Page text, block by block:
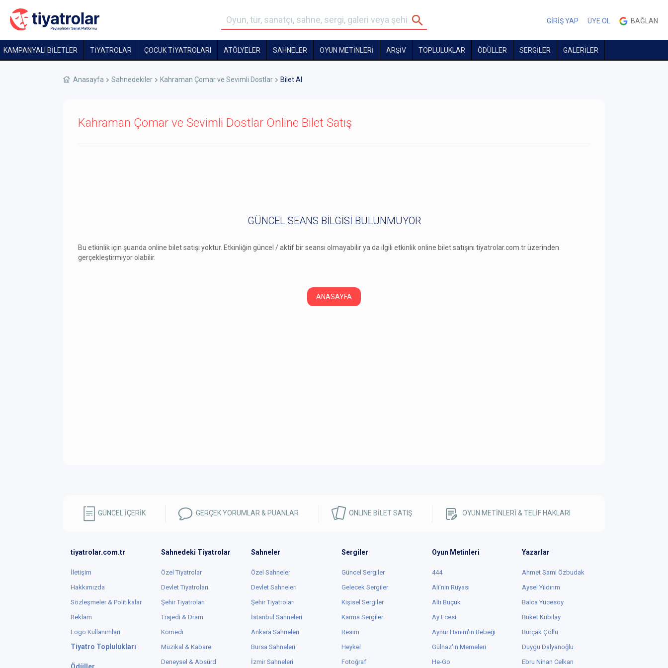
GİRİŞ YAP ÜYE OL BAĞLAN
KAMPANYALI BİLETLER TİYATROLAR ÇOCUK TIYATROLARI ATÖLYELER SAHNELER OYUN METİNLERİ ARŞİV TOPLULUKLAR ÖDÜLLER SERGİLER GALERİLER
Anasayfa Sahnedekiler Kahraman Çomar ve Sevimli Dostlar Bilet Al
Kahraman Çomar ve Sevimli Dostlar Online Bilet Satış
GÜNCEL SEANS BİLGİSİ BULUNMUYOR
Bu etkinlik için şuanda online bilet satışı yoktur. Etkinliğin güncel / aktif bir seansı olmayabilir ya da ilgili etkinlik online bilet satışını tiyatrolar.com.tr üzerinden
gerçekleştirmiyor olabilir.
ANASAYFA
GÜNCEL İÇERİK GERÇEK YORUMLAR & PUANLAR ONLINE BİLET SATIŞ OYUN METİNLERİ & TELİF HAKLARI
tiyatrolar.com.tr
İletişim
Hakkımızda
Sözleşmeler & Politikalar
Reklam
Logo Kullanımları
Tiyatro Toplulukları
Sahnedeki Tiyatrolar
Özel Tiyatrolar
Devlet Tiyatroları
Şehir Tiyatroları
Trajedi & Dram
Komedi
Müzikal & Kabare
Deneysel & Absürd
Sahneler
Özel Sahneler
Devlet Sahneleri
Şehir Tiyatroları
İstanbul Sahneleri
Ankara Sahneleri
Bursa Sahneleri
İzmir Sahneleri
Sergiler
Güncel Sergiler
Gelecek Sergiler
Kişisel Sergiler
Karma Sergiler
Resim
Heykel
Fotoğraf
Oyun Metinleri
444
Ali'nin Rüyası
Altı Buçuk
Ay Ecesi
Aynur Hanım'ın Bebeği
Gülnaz'ın Memeleri
He-Go
Yazarlar
Ahmet Sami Özbudak
Aysel Yıldırım
Balca Yücesoy
Buket Kubilay
Burçak Çöllü
Duygu Dalyanoğlu
Ebru Nihan Celkan